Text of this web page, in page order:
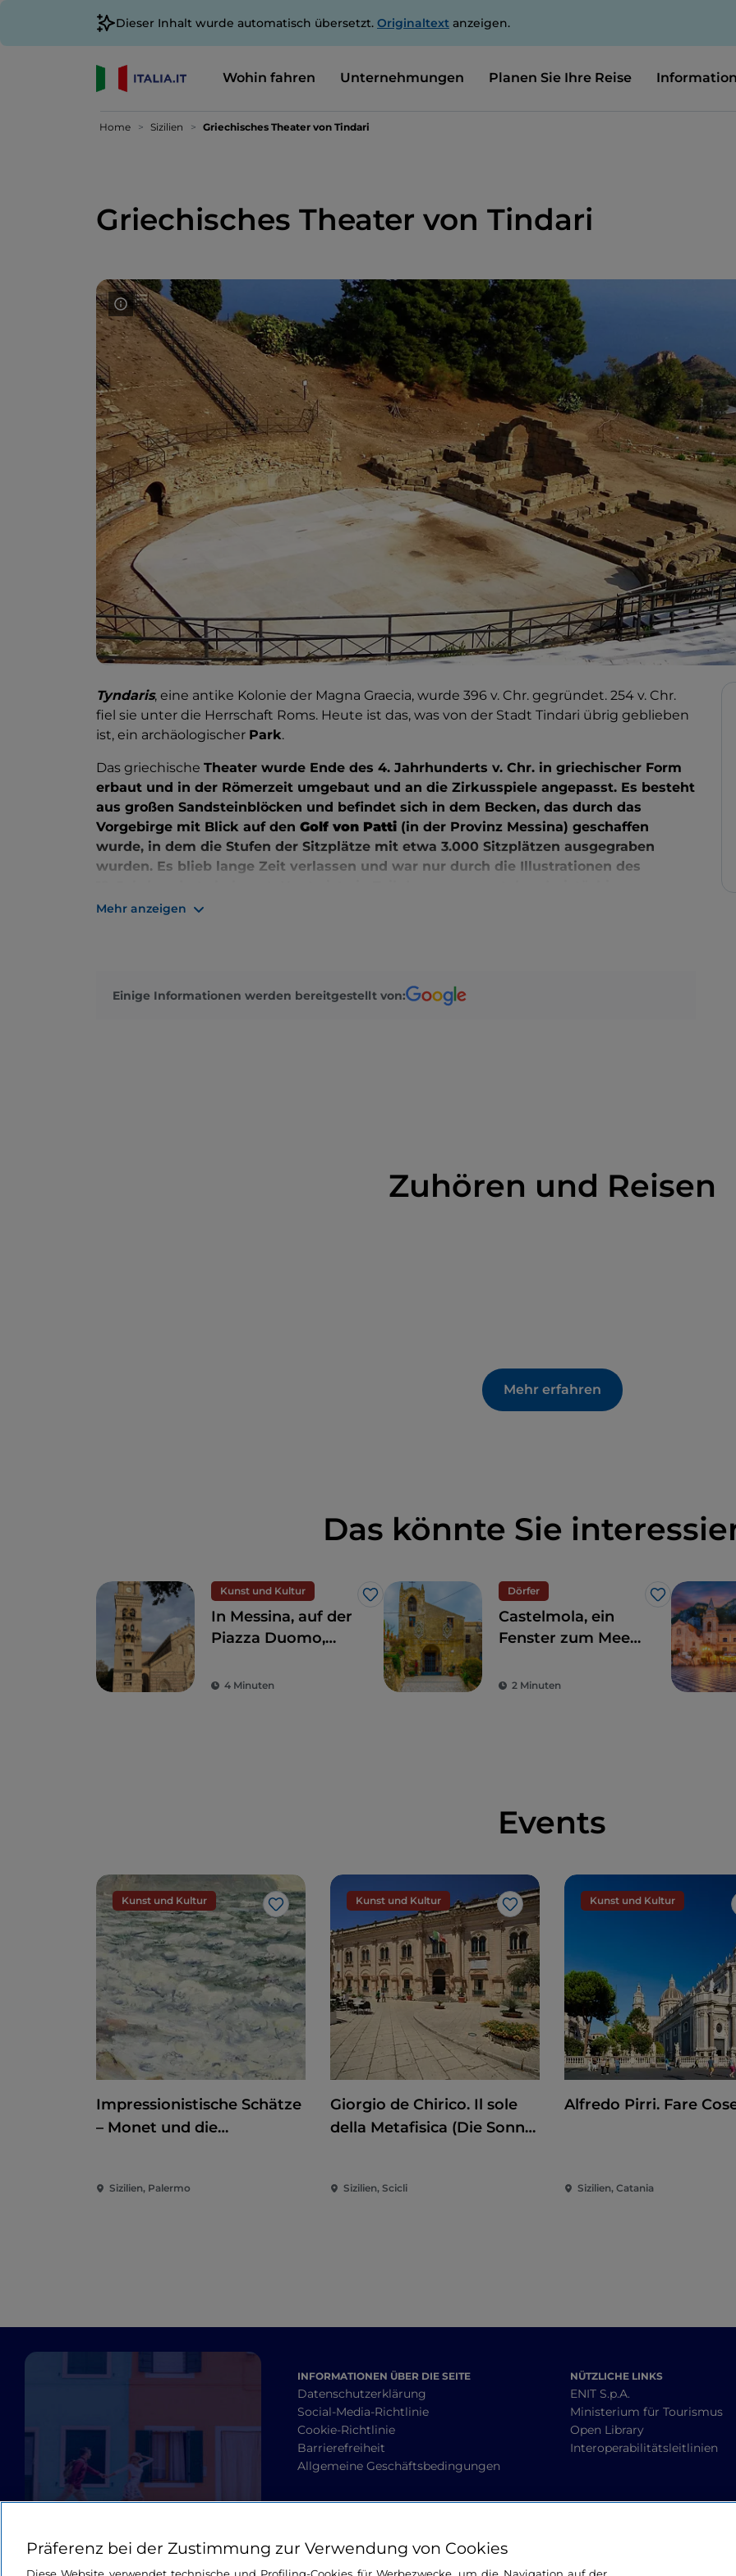
Dieser Inhalt wurde automatisch übersetzt. Originaltext anzeigen.
Wohin fahren Unternehmungen Planen Sie Ihre Reise
Home Sizilien Griechisches Theater von Tindari
Griechisches Theater von Tindari
Tyndaris, eine antike Kolonie der Magna Graecia, wurde 396 v. Chr. gegründet. 254 v. Chr.
fiel sie unter die Herrschaft Roms. Heute ist das, was von der Stadt Tindari übrig geblieben
ist, ein archäologischer Park.
Das griechische Theater wurde Ende des 4. Jahrhunderts v. Chr. in griechischer Form
erbaut und in der Römerzeit umgebaut und an die Zirkusspiele angepasst. Es besteht
aus großen Sandsteinblöcken und befindet sich in dem Becken, das durch das
Vorgebirge mit Blick auf den Golf von Patti (in der Provinz Messina) geschaffen
wurde, in dem die Stufen der Sitzplätze mit etwa 3.000 Sitzplätzen ausgegraben
wurden. Es blieb lange Zeit verlassen und war nur durch die Illustrationen des
Bühnengebäudes erhalten. Sie können den archäologischen Park besuchen oder an
Mehr anzeigen
Einige Informationen werden bereitgestellt von:
Zuhören und Reisen
Mehr erfahren
Das könnte Sie
Kunst und Kultur
Like
In Messina, auf der
Piazza Duomo,
größte und
4 Minuten
Dörfer
Like
Castelmola, ein
Fenster zum Meer,
von Taormina
2 Minuten
Events
Kunst und Kultur
Like
Impressionistische Schätze
– Monet und die
Sizilien, Palermo
Kunst und Kultur
Like
Giorgio de Chirico. Il sole
della Metafisica (Die Sonne
Sizilien, Scicli
Kunst und Kultur
Alfredo Pirri. Fare
Sizilien, Catania
INFORMATIONEN ÜBER DIE SEITE
Datenschutzerklärung
Social-Media-Richtlinie
Cookie-Richtlinie
Barrierefreiheit
Allgemeine Geschäftsbedingungen
NÜTZLICHE LINKS
ENIT S.p.A.
Ministerium für Tourismus
Open Library
Interoperabilitätsleitlinien
Präferenz bei der Zustimmung zur Verwendung von Cookies